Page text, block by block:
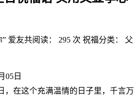
” 爱友共阅读： 295 次 祝福分类： 父
05日
，在这个充满温情的日子里，千言万